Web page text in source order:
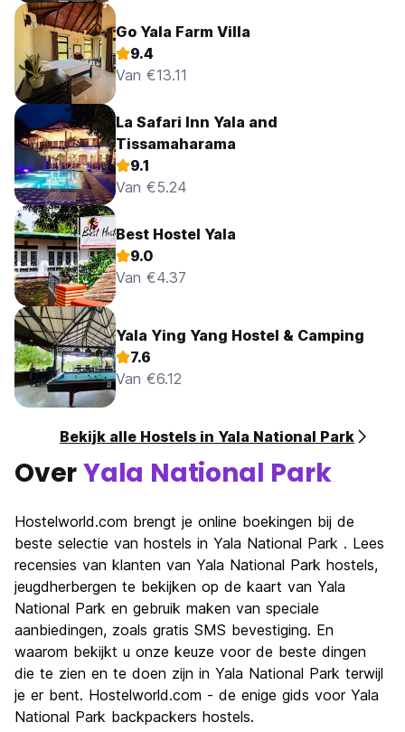
Go Yala Farm Villa
9.4
Van €13.11
La Safari Inn Yala and
Tissamaharama
9.1
Van €5.24
Best Hostel Yala
9.0
Van €4.37
Yala Ying Yang Hostel & Camping
7.6
Van €6.12
Bekijk alle Hostels in Yala National Park
OverYala National Park
Hostelworld.com brengt je online boekingen bij de
beste selectie van hostels in Yala National Park . Lees
recensies van klanten van Yala National Park hostels,
jeugdherbergen te bekijken op de kaart van Yala
National Park en gebruik maken van speciale
aanbiedingen, zoals gratis SMS bevestiging. En
waarom bekijkt u onze keuze voor de beste dingen
die te zien en te doen zijn in Yala National Park terwijl
je er bent. Hostelworld.com - de enige gids voor Yala
National Park backpackers hostels.